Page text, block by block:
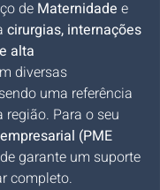
de Maternidade e
cirurgias, internações
alta
diversas
uma referência
região. Para o seu
(PME
garante um suporte
completo.